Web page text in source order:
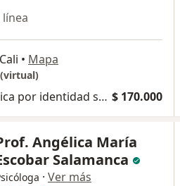
línea
• Mapa
Consulta psicológica por identidad sexual $ 170.000
Angélica María
Salamanca
· Ver más